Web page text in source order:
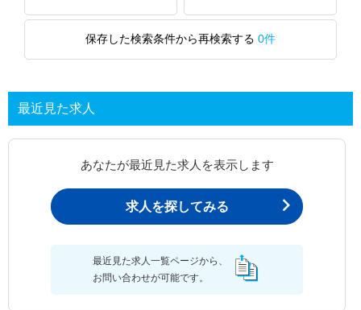
保存した検索条件から再検索する 0件
最近見た求人
あなたが最近見た求人を表示します
求人を探してみる
最近見た求人一覧ページから、
お問い合わせが可能です。